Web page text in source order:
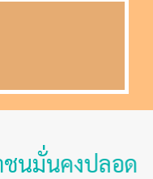
ปลอดภัย ใส่